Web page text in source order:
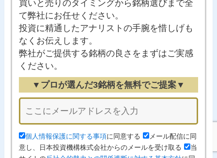
買いと売りのタイミングから銘柄選びまで全
て弊社にお任せください。
投資に精通したアナリストの手腕を惜しげも
なくお伝えします。
弊社がご提供する銘柄の良さをまずはご実感
ください。
▼プロが選んだ3銘柄を無料でご提案▼
個人情報保護に関する事項に同意する
メール配信に同
意し、日本投資機構株式会社からのメールを受け取る
当